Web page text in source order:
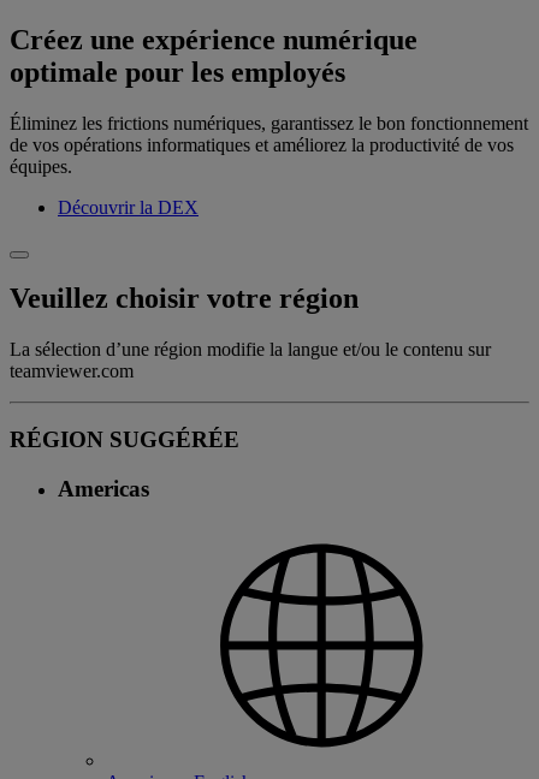
Créez une expérience numérique
optimale pour les employés
Éliminez les frictions numériques, garantissez le bon fonctionnement
de vos opérations informatiques et améliorez la productivité de vos
équipes.
Découvrir la DEX
Veuillez choisir votre région
La sélection d’une région modifie la langue et/ou le contenu sur
teamviewer.com
RÉGION SUGGÉRÉE
Americas